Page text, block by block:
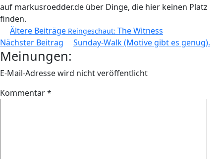
auf markusroedder.de über Dinge, die hier keinen Platz
finden.
Beitragsnavigation
Ältere Beiträge Reingeschaut: The Witness
Nächster Beitrag
Sunday-Walk (Motive gibt es genug).
Meinungen:
E-Mail-Adresse wird nicht veröffentlicht
Kommentar*